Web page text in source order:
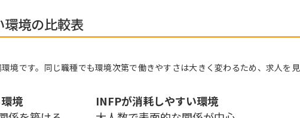
境の比較表
境です。同じ職種でも環境次第で働きやすさは大きく変わるため、求人を
境
INFPが消耗しやすい環境